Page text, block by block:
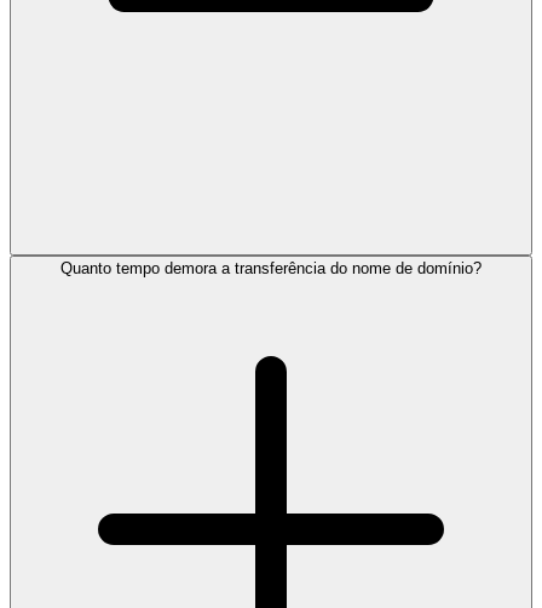
Quanto tempo demora a transferência do nome de domínio?